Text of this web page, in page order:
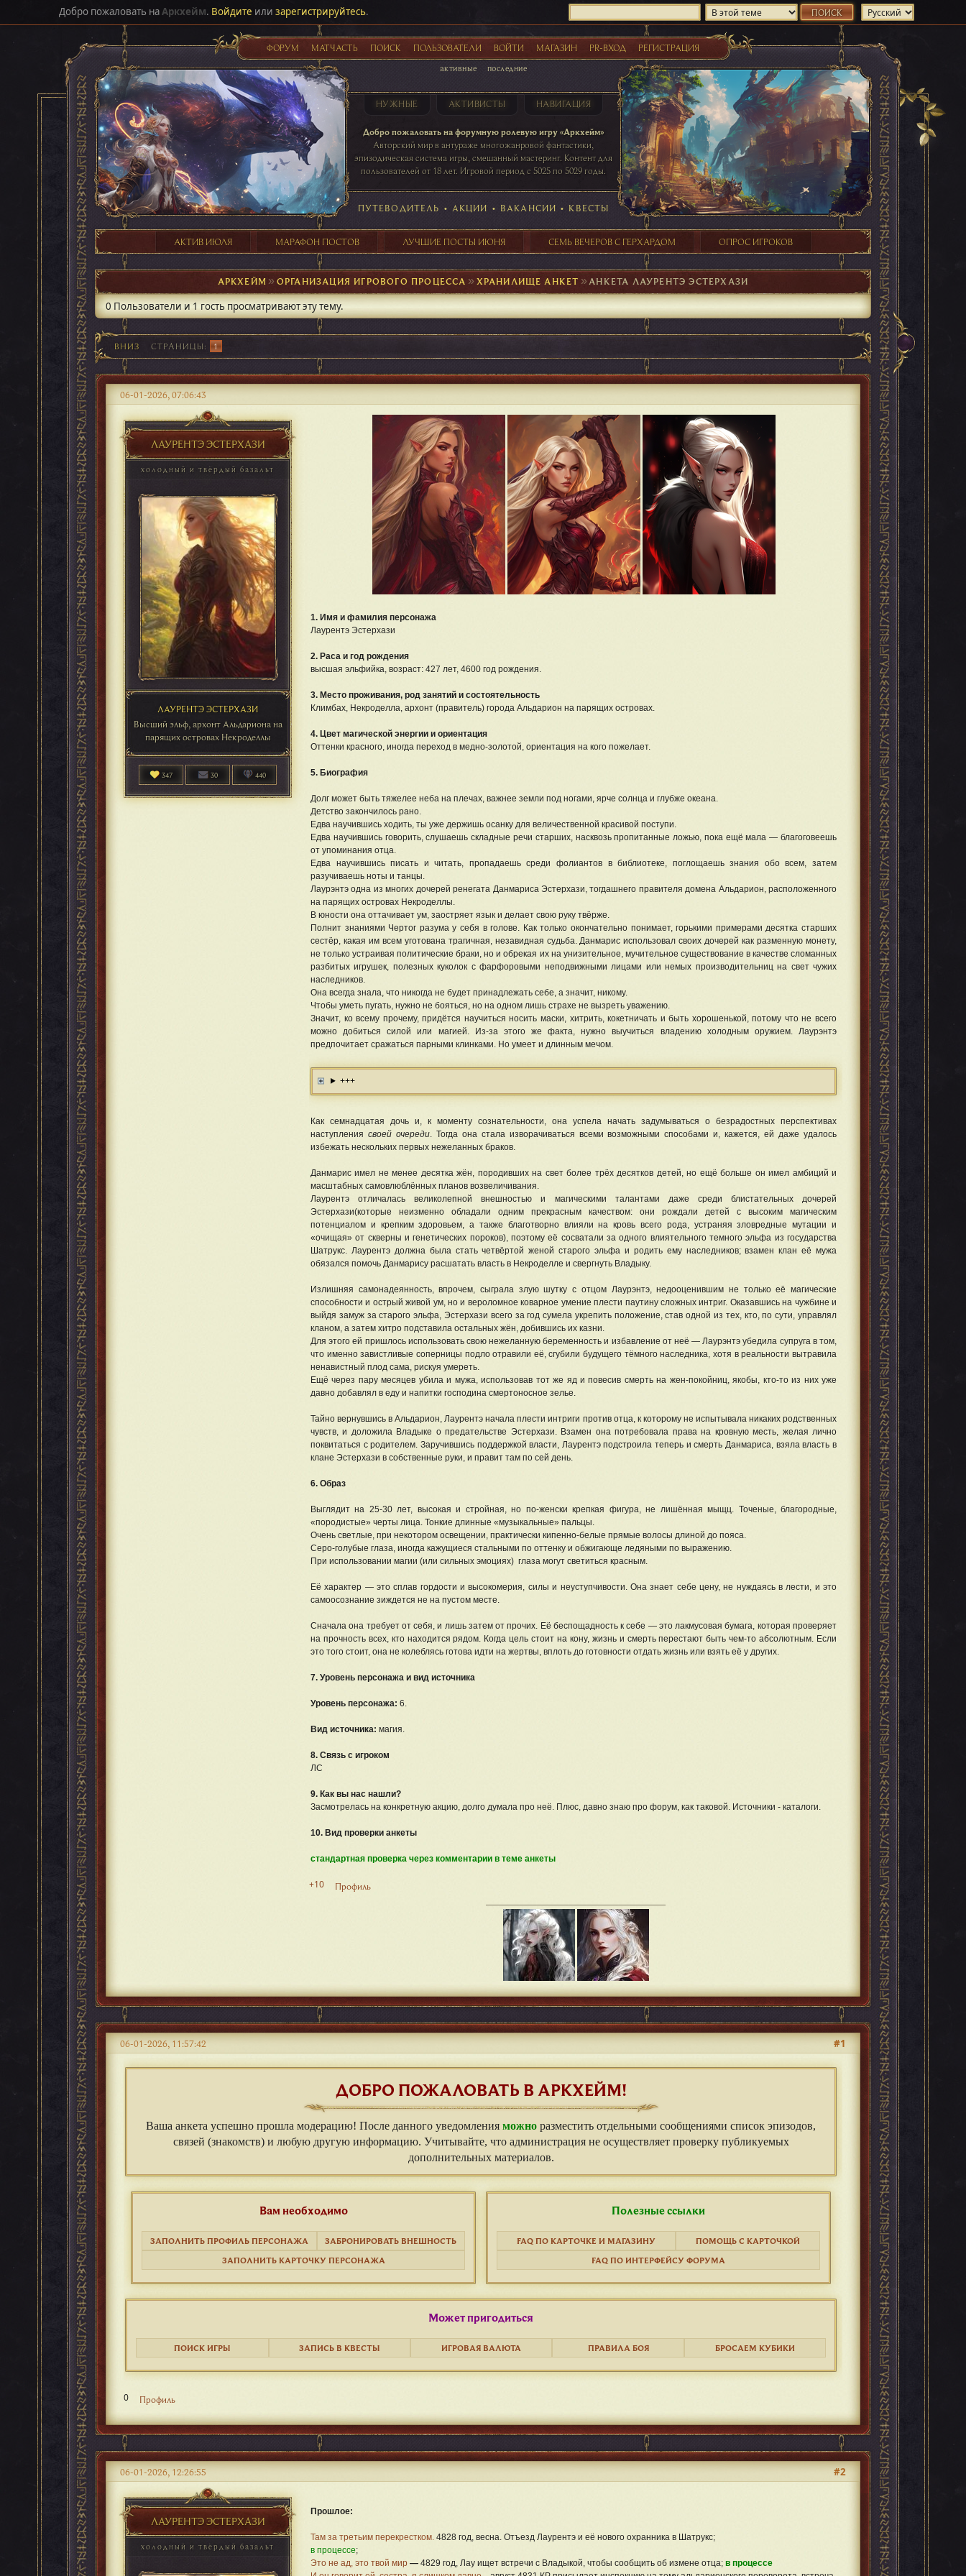
Добро пожаловать наАркхейм. Войдите или зарегистрируйтесь.
ФОРУМ МАТЧАСТЬ ПОИСК ПОЛЬЗОВАТЕЛИ ВОЙТИ МАГАЗИН PR-ВХОД РЕГИСТРАЦИЯ
активные последние
НУЖНЫЕ АКТИВИСТЫ НАВИГАЦИЯ
Добро пожаловать на форумную ролевую игру «Аркхейм»
Авторский мир в антураже многожанровой фантастики,
эпизодическая система игры, смешанный мастеринг. Контент для
пользователей от 18 лет. Игровой период с 5025 по 5029 годы.
таблице игровой активности
41 ПОСТОВ 31 ПОСТОВ 29 ПОСТОВ 24 ПОСТОВ
ПУТЕВОДИТЕЛЬ • АКЦИИ • ВАКАНСИИ • КВЕСТЫ
АКТИВ ИЮЛЯ МАРАФОН ПОСТОВ ЛУЧШИЕ ПОСТЫ ИЮНЯ СЕМЬ ВЕЧЕРОВ С ГЕРХАРДОМ ОПРОС ИГРОКОВ
АРКХЕЙМ ►ОРГАНИЗАЦИЯ ИГРОВОГО ПРОЦЕССА ►ХРАНИЛИЩЕ АНКЕТ ►АНКЕТА ЛАУРЕНТЭ ЭСТЕРХАЗИ
0 Пользователи и 1 гость просматривают эту тему.
ВНИЗ СТРАНИЦЫ 1
ЛАУРЕНТЭ ЭСТЕРХАЗИ
Высший эльф, архонт Альдариона на
парящих островах Некроделлы
ЛАУРЕНТЭ ЭСТЕРХАЗИ
347 30 440
холодный и твёрдый базальт
06-01-2026, 07:06:43
1. Имя и фамилия персонажа
Лаурентэ Эстерхази
2. Раса и год рождения
высшая эльфийка, возраст: 427 лет, 4600 год рождения.
3. Место проживания, род занятий и состоятельность
Климбах, Некроделла, архонт (правитель) города Альдарион на парящих островах.
4. Цвет магической энергии и ориентация
Оттенки красного, иногда переход в медно-золотой, ориентация на кого пожелает.
5. Биография
Долг может быть тяжелее неба на плечах, важнее земли под ногами, ярче солнца и глубже океана.
Детство закончилось рано.
Едва научившись ходить, ты уже держишь осанку для величественной красивой поступи.
Едва научившись говорить, слушаешь складные речи старших, насквозь пропитанные ложью, пока ещё мала — благоговеешь
от упоминания отца.
Едва научившись писать и читать, пропадаешь среди фолиантов в библиотеке, поглощаешь знания обо всем, затем
разучиваешь ноты и танцы.
Лаурэнтэ одна из многих дочерей ренегата Данмариса Эстерхази, тогдашнего правителя домена Альдарион, расположенного
на парящих островах Некроделлы.
В юности она оттачивает ум, заостряет язык и делает свою руку твёрже.
Полнит знаниями Чертог разума у себя в голове. Как только окончательно понимает, горькими примерами десятка старших
сестёр, какая им всем уготована трагичная, незавидная судьба. Данмарис использовал своих дочерей как разменную монету,
не только устраивая политические браки, но и обрекая их на унизительное, мучительное существование в качестве сломанных
разбитых игрушек, полезных куколок с фарфоровыми неподвижными лицами или немых производительниц на свет чужих
наследников.
Она всегда знала, что никогда не будет принадлежать себе, а значит, никому.
Чтобы уметь пугать, нужно не бояться, но на одном лишь страхе не вызреть уважению.
Значит, ко всему прочему, придётся научиться носить маски, хитрить, кокетничать и быть хорошенькой, потому что не всего
можно добиться силой или магией. Из-за этого же факта, нужно выучиться владению холодным оружием. Лаурэнтэ
предпочитает сражаться парными клинками. Но умеет и длинным мечом.
+++
Как семнадцатая дочь и, к моменту сознательности, она успела начать задумываться о безрадостных перспективах
наступления своей очереди. Тогда она стала изворачиваться всеми возможными способами и, кажется, ей даже удалось
избежать нескольких первых нежеланных браков.
Данмарис имел не менее десятка жён, породивших на свет более трёх десятков детей, но ещё больше он имел амбиций и
масштабных самовлюблённых планов возвеличивания.
Лаурентэ отличалась великолепной внешностью и магическими талантами даже среди блистательных дочерей
Эстерхази(которые неизменно обладали одним прекрасным качеством: они рождали детей с высоким магическим
потенциалом и крепким здоровьем, а также благотворно влияли на кровь всего рода, устраняя зловредные мутации и
«очищая» от скверны и генетических пороков), поэтому её сосватали за одного влиятельного темного эльфа из государства
Шатрукс. Лаурентэ должна была стать четвёртой женой старого эльфа и родить ему наследников; взамен клан её мужа
обязался помочь Данмарису расшатать власть в Некроделле и свергнуть Владыку.
Излишняя самонадеянность, впрочем, сыграла злую шутку с отцом Лаурэнтэ, недооценившим не только её магические
способности и острый живой ум, но и вероломное коварное умение плести паутину сложных интриг. Оказавшись на чужбине и
выйдя замуж за старого эльфа, Эстерхази всего за год сумела укрепить положение, став одной из тех, кто, по сути, управлял
кланом, а затем хитро подставила остальных жён, добившись их казни.
Для этого ей пришлось использовать свою нежеланную беременность и избавление от неё — Лаурэнтэ убедила супруга в том,
что именно завистливые соперницы подло отравили её, сгубили будущего тёмного наследника, хотя в реальности вытравила
ненавистный плод сама, рискуя умереть.
Ещё через пару месяцев убила и мужа, использовав тот же яд и повесив смерть на жен-покойниц, якобы, кто-то из них уже
давно добавлял в еду и напитки господина смертоносное зелье.
Тайно вернувшись в Альдарион, Лаурентэ начала плести интриги против отца, к которому не испытывала никаких родственных
чувств, и доложила Владыке о предательстве Эстерхази. Взамен она потребовала права на кровную месть, желая лично
поквитаться с родителем. Заручившись поддержкой власти, Лаурентэ подстроила теперь и смерть Данмариса, взяла власть в
клане Эстерхази в собственные руки, и правит там по сей день.
6. Образ
Выглядит на 25-30 лет, высокая и стройная, но по-женски крепкая фигура, не лишённая мыщц. Точеные, благородные,
«породистые» черты лица. Тонкие длинные «музыкальные» пальцы.
Очень светлые, при некотором освещении, практически кипенно-белые прямые волосы длиной до пояса.
Серо-голубые глаза, иногда кажущиеся стальными по оттенку и обжигающе ледяными по выражению.
При использовании магии (или сильных эмоциях) глаза могут светиться красным.
Её характер — это сплав гордости и высокомерия, силы и неуступчивости. Она знает себе цену, не нуждаясь в лести, и это
самоосознание зиждется не на пустом месте.
Сначала она требует от себя, и лишь затем от прочих. Её беспощадность к себе — это лакмусовая бумага, которая проверяет
на прочность всех, кто находится рядом. Когда цель стоит на кону, жизнь и смерть перестают быть чем-то абсолютным. Если
это того стоит, она не колеблясь готова идти на жертвы, вплоть до готовности отдать жизнь или взять её у других.
7. Уровень персонажа и вид источника
Уровень персонажа: 6.
Вид источника: магия.
8. Связь с игроком
ЛС
9. Как вы нас нашли?
Засмотрелась на конкретную акцию, долго думала про неё. Плюс, давно знаю про форум, как таковой. Источники - каталоги.
10. Вид проверки анкеты
стандартная проверка через комментарии в теме анкеты
+10 Профиль
#1
06-01-2026, 11:57:42
ДОБРО ПОЖАЛОВАТЬ В АРКХЕЙМ!
Ваша анкета успешно прошла модерацию! После данного уведомления можно разместить отдельными сообщениями список эпизодов,
связей (знакомств) и любую другую информацию. Учитывайте, что администрация не осуществляет проверку публикуемых
дополнительных материалов.
Вам необходимо
ЗАПОЛНИТЬ ПРОФИЛЬ ПЕРСОНАЖА
ЗАБРОНИРОВАТЬ ВНЕШНОСТЬ
ЗАПОЛНИТЬ КАРТОЧКУ ПЕРСОНАЖА
Полезные ссылки
FAQ ПО КАРТОЧКЕ И МАГАЗИНУ
ПОМОЩЬ С КАРТОЧКОЙ
FAQ ПО ИНТЕРФЕЙСУ ФОРУМА
Может пригодиться
ПОИСК ИГРЫ ЗАПИСЬ В КВЕСТЫ ИГРОВАЯ ВАЛЮТА ПРАВИЛА БОЯ БРОСАЕМ КУБИКИ
0 Профиль
ЛАУРЕНТЭ ЭСТЕРХАЗИ
холодный и твёрдый базальт
#2
06-01-2026, 12:26:55
Прошлое:
Там за третьим перекрестком. 4828 год, весна. Отъезд Лаурентэ и её нового охранника в Шатрукс;
в процессе;
Это не ад, это твой мир — 4829 год, Лау ищет встречи с Владыкой, чтобы сообщить об измене отца; в процессе